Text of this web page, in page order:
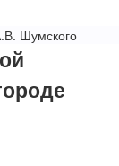
Шумского